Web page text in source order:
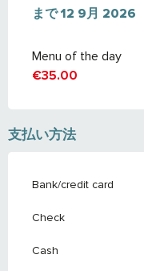
より20 12月 2025
まで12 9月 2026
Menu of the day
€35.00
支払い方法
Bank/credit card
Check
Cash